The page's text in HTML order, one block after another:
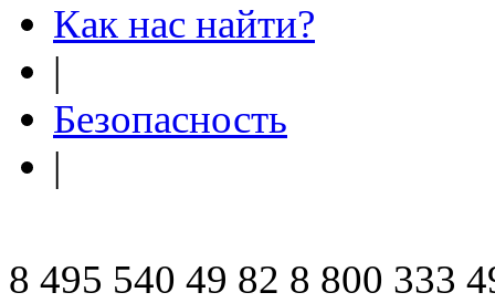
Как нас найти?
|
Безопасность
|
8 495 540 49 82 8 800 333